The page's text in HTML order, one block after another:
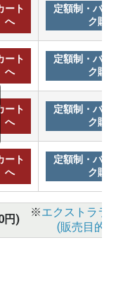
ート
へ
定額制・バリ
ク購
ート
へ
定額制・バリ
ク購
ート
へ
定額制・バリ
ク購
ート
へ
定額制・バリ
ク購
円)
※エクストララ
(販売目的